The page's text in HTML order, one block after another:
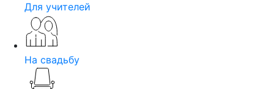
Для учителей
На свадьбу